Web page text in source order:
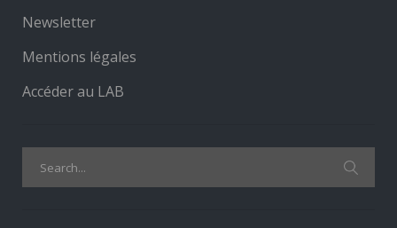
Newsletter
Mentions légales
Accéder au LAB
for: